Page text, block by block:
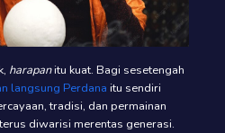
harapanitu kuat. Bagi sesetengah
langsung Perdana itu sendiri
tradisi, dan permainan
diwarisi merentas generasi.